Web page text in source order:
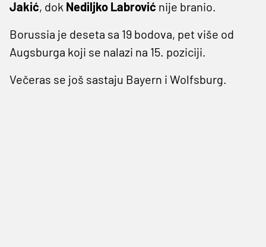
Jakić, dok Nediljko Labrović nije branio.
Borussia je deseta sa 19 bodova, pet više od
Augsburga koji se nalazi na 15. poziciji.
Večeras se još sastaju Bayern i Wolfsburg.